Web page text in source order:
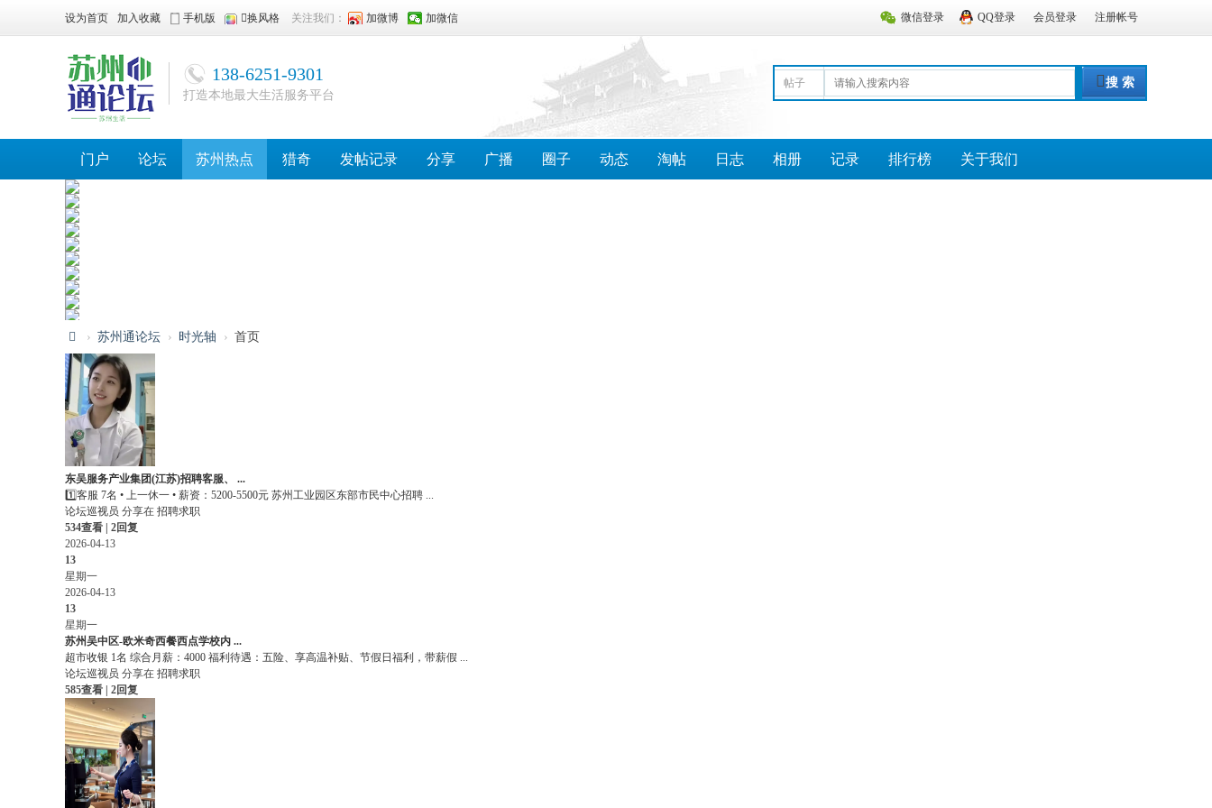
微信登录 QQ登录 会员登录 注册帐号
设为首页 加入收藏 手机版 换风格 关注我们： 加微博 加微信
138-6251-9301
打造本地最大生活服务平台
帖子 搜 索
门户 论坛 苏州热点 猎奇 发帖记录 分享 广播 圈子 动态 淘帖 日志 相册 记录 排行榜 关于我们
苏
州
通
论
坛
› 苏州通论坛 › 时光轴 › 首页
东吴服务产业集团(江苏)招聘客服、 ...
1️⃣客服 7名 • 上一休一 • 薪资：5200-5500元 苏州工业园区东部市民中心招聘 ...
论坛巡视员 分享在 招聘求职
534查看 | 2回复
2026-04-13
13
星期一
2026-04-13
13
星期一
苏州吴中区-欧米奇西餐西点学校内 ...
超市收银 1名 综合月薪：4000 福利待遇：五险、享高温补贴、节假日福利，带薪假 ...
论坛巡视员 分享在 招聘求职
585查看 | 2回复